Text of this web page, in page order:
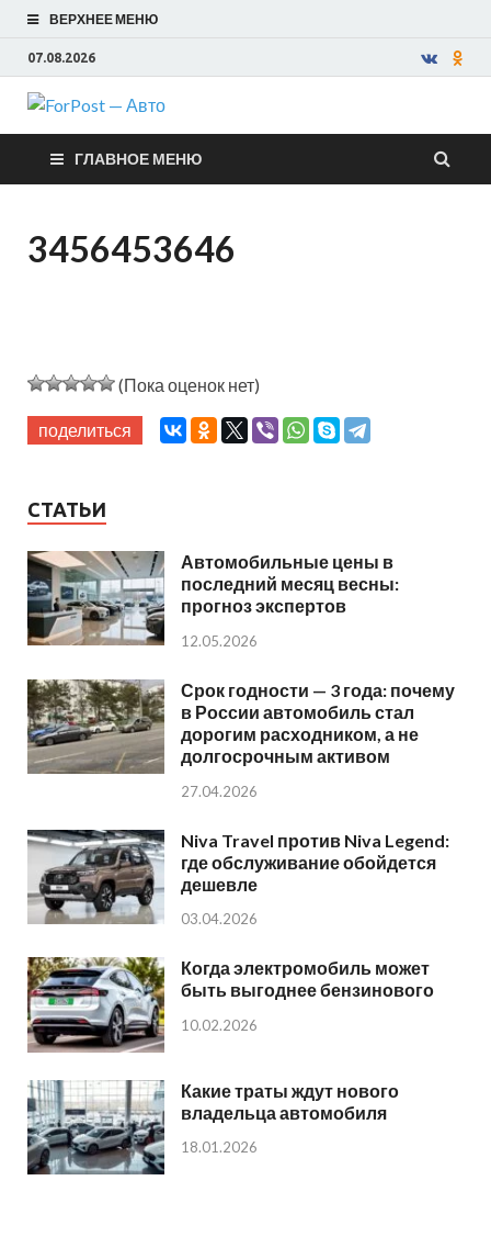
ВЕРХНЕЕ МЕНЮ
07.08.2026
ForPost —
Авто
ГЛАВНОЕ МЕНЮ
3456453646
(Пока оценок нет)
поделиться
СТАТЬИ
Автомобильные цены в
последний месяц весны:
прогноз экспертов
12.05.2026
Срок годности — 3 года: почему
в России автомобиль стал
дорогим расходником, а не
долгосрочным активом
27.04.2026
Niva Travel против Niva Legend:
где обслуживание обойдется
дешевле
03.04.2026
Когда электромобиль может
быть выгоднее бензинового
10.02.2026
Какие траты ждут нового
владельца автомобиля
18.01.2026